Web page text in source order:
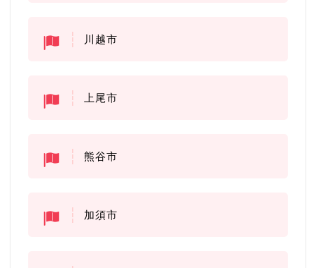
川越市
上尾市
熊谷市
加須市